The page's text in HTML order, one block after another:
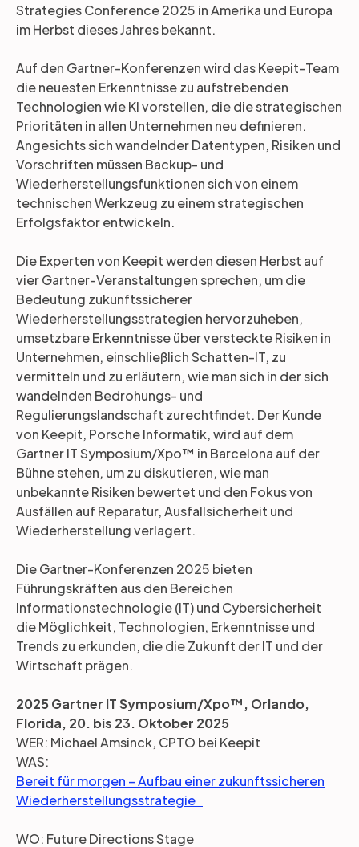
Strategies Conference 2025 in Amerika und Europa
im Herbst dieses Jahres bekannt.
Auf den Gartner-Konferenzen wird das Keepit-Team
die neuesten Erkenntnisse zu aufstrebenden
Technologien wie KI vorstellen, die die strategischen
Prioritäten in allen Unternehmen neu definieren.
Angesichts sich wandelnder Datentypen, Risiken und
Vorschriften müssen Backup- und
Wiederherstellungsfunktionen sich von einem
technischen Werkzeug zu einem strategischen
Erfolgsfaktor entwickeln.
Die Experten von Keepit werden diesen Herbst auf
vier Gartner-Veranstaltungen sprechen, um die
Bedeutung zukunftssicherer
Wiederherstellungsstrategien hervorzuheben,
umsetzbare Erkenntnisse über versteckte Risiken in
Unternehmen, einschließlich Schatten-IT, zu
vermitteln und zu erläutern, wie man sich in der sich
wandelnden Bedrohungs- und
Regulierungslandschaft zurechtfindet. Der Kunde
von Keepit, Porsche Informatik, wird auf dem
Gartner IT Symposium/Xpo™ in Barcelona auf der
Bühne stehen, um zu diskutieren, wie man
unbekannte Risiken bewertet und den Fokus von
Ausfällen auf Reparatur, Ausfallsicherheit und
Wiederherstellung verlagert.
Die Gartner-Konferenzen 2025 bieten
Führungskräften aus den Bereichen
Informationstechnologie (IT) und Cybersicherheit
die Möglichkeit, Technologien, Erkenntnisse und
Trends zu erkunden, die die Zukunft der IT und der
Wirtschaft prägen.
2025 Gartner IT Symposium/Xpo™, Orlando,
Florida, 20. bis 23. Oktober 2025
WER: Michael Amsinck, CPTO bei Keepit
WAS:
Bereit für morgen – Aufbau einer zukunftssicheren
Wiederherstellungsstrategie
WO: Future Directions Stage